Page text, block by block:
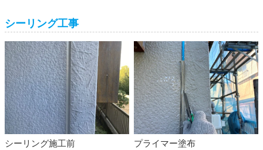
シーリング工事
シーリング施工前 プライマー塗布